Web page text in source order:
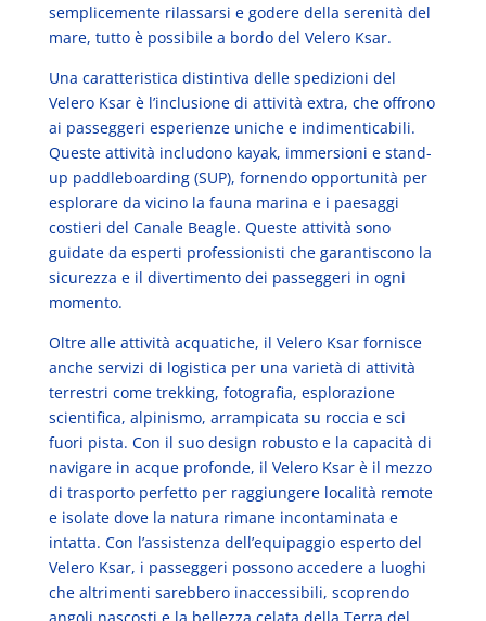
semplicemente rilassarsi e godere della serenità del
mare, tutto è possibile a bordo del Velero Ksar.
Una caratteristica distintiva delle spedizioni del
Velero Ksar è l’inclusione di attività extra, che offrono
ai passeggeri esperienze uniche e indimenticabili.
Queste attività includono kayak, immersioni e stand-
up paddleboarding (SUP), fornendo opportunità per
esplorare da vicino la fauna marina e i paesaggi
costieri del Canale Beagle. Queste attività sono
guidate da esperti professionisti che garantiscono la
sicurezza e il divertimento dei passeggeri in ogni
momento.
Oltre alle attività acquatiche, il Velero Ksar fornisce
anche servizi di logistica per una varietà di attività
terrestri come trekking, fotografia, esplorazione
scientifica, alpinismo, arrampicata su roccia e sci
fuori pista. Con il suo design robusto e la capacità di
navigare in acque profonde, il Velero Ksar è il mezzo
di trasporto perfetto per raggiungere località remote
e isolate dove la natura rimane incontaminata e
intatta. Con l’assistenza dell’equipaggio esperto del
Velero Ksar, i passeggeri possono accedere a luoghi
che altrimenti sarebbero inaccessibili, scoprendo